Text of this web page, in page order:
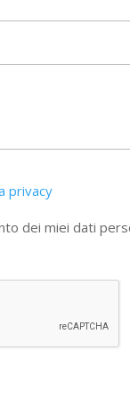
privacy
dei miei dati